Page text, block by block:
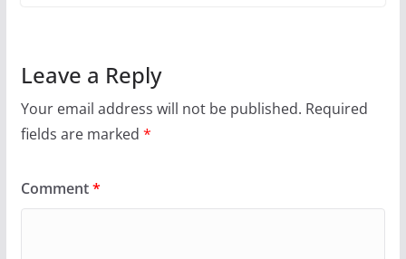
Leave a Reply
Your email address will not be published. Required
fields are marked *
Comment*